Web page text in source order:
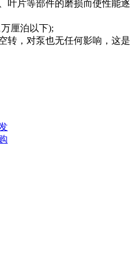
叶片等部件的磨损而使性能逐
厘泊以下);
转，对泵也无任何影响，这是